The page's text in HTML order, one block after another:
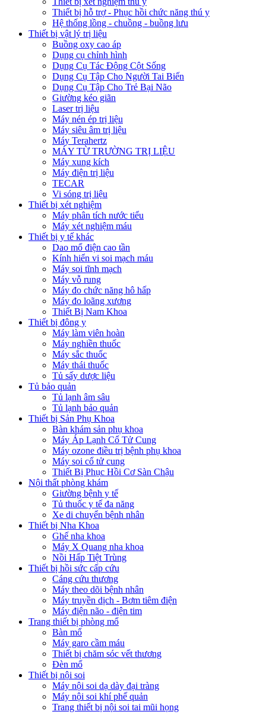
Thiết bị hỗ trợ - Phục hồi chức năng thú y
Hệ thống lồng - chuồng - buồng lưu
Thiết bị vật lý trị liệu
Buồng oxy cao áp
Dụng cụ chỉnh hình
Dụng Cụ Tác Động Cột Sống
Dụng Cụ Tập Cho Người Tai Biến
Dụng Cụ Tập Cho Trẻ Bại Não
Giường kéo giãn
Laser trị liệu
Máy nén ép trị liệu
Máy siêu âm trị liệu
Máy Terahertz
MÁY TỪ TRƯỜNG TRỊ LIỆU
Máy xung kích
Máy điện trị liệu
TECAR
Vi sóng trị liệu
Thiết bị xét nghiệm
Máy phân tích nước tiểu
Máy xét nghiệm máu
Thiết bị y tế khác
Dao mổ điện cao tần
Kính hiển vi soi mạch máu
Máy soi tĩnh mạch
Máy vỗ rung
Máy đo chức năng hô hấp
Máy đo loãng xương
Thiết Bị Nam Khoa
Thiết bị đông y
Máy làm viên hoàn
Máy nghiền thuốc
Máy sắc thuốc
Máy thái thuốc
Tủ sấy dược liệu
Tủ bảo quản
Tủ lạnh âm sâu
Tủ lạnh bảo quản
Thiết bị Sản Phụ Khoa
Bàn khám sản phụ khoa
Máy Áp Lạnh Cổ Tử Cung
Máy ozone điều trị bệnh phụ khoa
Máy soi cổ tử cung
Thiết Bị Phục Hồi Cơ Sàn Chậu
Nội thất phòng khám
Giường bệnh y tế
Tủ thuốc y tế đa năng
Xe di chuyển bệnh nhân
Thiết bị Nha Khoa
Ghế nha khoa
Máy X Quang nha khoa
Nồi Hấp Tiệt Trùng
Thiết bị hồi sức cấp cứu
Cáng cứu thương
Máy theo dõi bệnh nhân
Máy truyền dịch - Bơm tiêm điện
Máy điện não - điện tim
Trang thiết bị phòng mổ
Bàn mổ
Máy garo cầm máu
Thiết bị chăm sóc vết thương
Đèn mổ
Thiết bị nội soi
Máy nội soi dạ dày đại tràng
Máy nội soi khí phế quản
Trang thiết bị nội soi tai mũi họng